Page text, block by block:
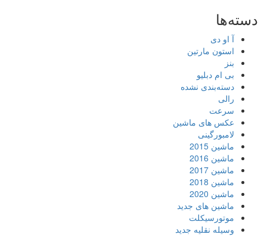
دسته‌ها
آ او دی
استون مارتین
بنز
بی ام دبلیو
دسته‌بندی نشده
رالی
سرعت
عکس های ماشین
لامبورگینی
ماشین 2015
ماشین 2016
ماشین 2017
ماشین 2018
ماشین 2020
ماشین های جدید
موتورسیکلت
وسیله نقلیه جدید